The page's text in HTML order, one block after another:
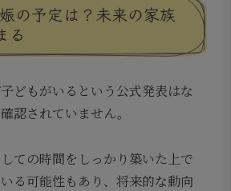
の予定は？未来の家族
る
どもがいるという公式発表はな
認されていません。
ての時間をしっかり築いた上で
る可能性もあり、将来的な動向